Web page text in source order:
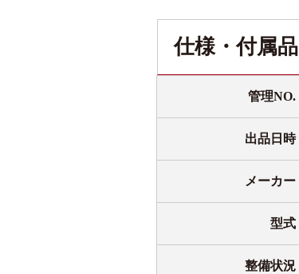
仕様・付属品
管理NO.
出品日時
メーカー
型式
整備状況